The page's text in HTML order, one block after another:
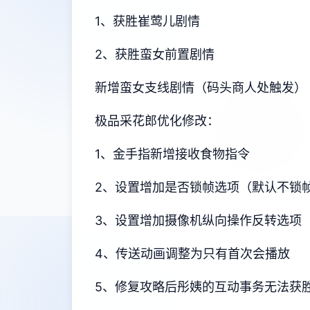
1、获胜崔莺儿剧情
2、获胜蛮女前置剧情
新增蛮女支线剧情（码头商人处触发）
极品采花郎优化修改：
1、金手指新增接收食物指令
2、设置增加是否锁帧选项（默认不锁
3、设置增加摄像机纵向操作反转选项
4、传送动画调整为只有首次会播放
5、修复攻略后彤姨的互动事务无法获